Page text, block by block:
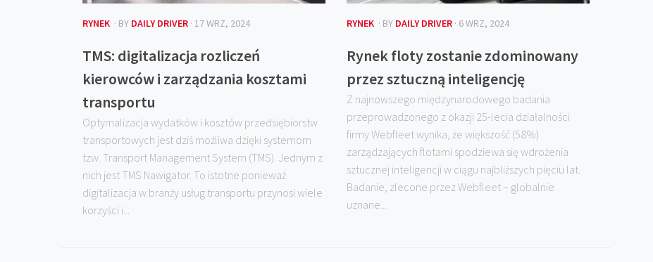
RYNEK · BY DAILY DRIVER · 17 WRZ, 2024
TMS: digitalizacja rozliczeń
kierowców i zarządzania kosztami
transportu
Optymalizacja wydatków i kosztów przedsiębiorstw
transportowych jest dziś możliwa dzięki systemom
tzw. Transport Management System (TMS). Jednym z
nich jest TMS Nawigator. To istotne ponieważ
digitalizacja w branży usług transportu przynosi wiele
korzyści i...
RYNEK · BY DAILY DRIVER · 6 WRZ, 2024
Rynek floty zostanie zdominowany
przez sztuczną inteligencję
Z najnowszego międzynarodowego badania
przeprowadzonego z okazji 25-lecia działalności
firmy Webfleet wynika, że większość (58%)
zarządzających flotami spodziewa się wdrożenia
sztucznej inteligencji w ciągu najbliższych pięciu lat.
Badanie, zlecone przez Webfleet – globalnie
uznane...